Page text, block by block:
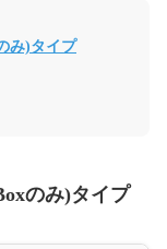
み)タイプ
のみ)タイプ